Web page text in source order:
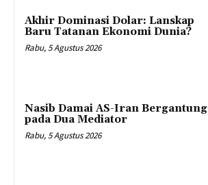
Akhir Dominasi Dolar: Lanskap
Baru Tatanan Ekonomi Dunia?
Rabu, 5 Agustus 2026
Nasib Damai AS-Iran Bergantung
pada Dua Mediator
Rabu, 5 Agustus 2026